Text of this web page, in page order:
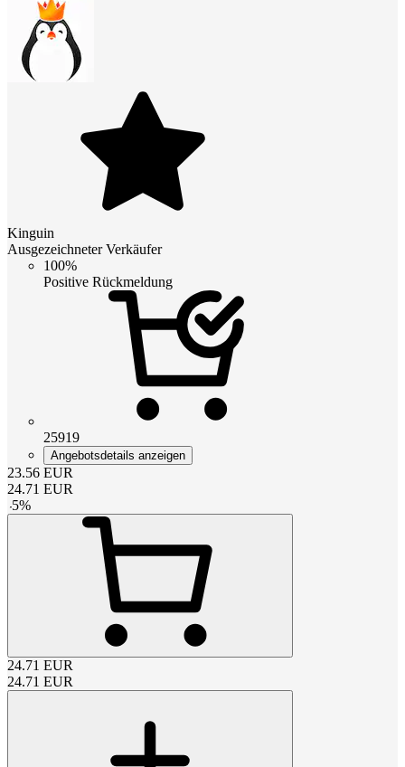
Kinguin
Ausgezeichneter Verkäufer
100%
Positive Rückmeldung
25919
Angebotsdetails anzeigen
23.56 EUR
24.71 EUR
-5%
24.71 EUR
24.71 EUR